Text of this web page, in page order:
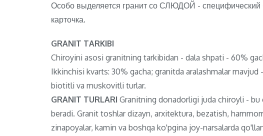
Особо выделяется гранит со СЛЮДОЙ - специфический
карточка.
GRANIT TARKIBI
Chiroyini asosi granitning tarkibidan - dala shpati - 60%
Ikkinchisi kvarts: 30% gacha; granitda aralashmalar
biotitli va muskovitli turlar.
GRANIT TURLARI Granitning donadorligi juda chiroyli -
beradi. Granit toshlar dizayn, arxitektura, bezatish,
zinapoyalar, kamin va boshqa ko'pgina joy-narsalarda